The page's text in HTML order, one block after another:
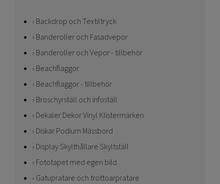
Backdrop och Textiltryck
Banderoller och Fasadvepor
Banderoller och Vepor - tillbehör
Beachflaggor
Beachflaggor - tillbehör
Broschyrställ och infoställ
Dekaler Dekor Vinyl Klistermärken
Diskar Podium Mässbord
Display Skylthållare Skyltställ
Fototapet med egen bild
Gatupratare och trottoarpratare